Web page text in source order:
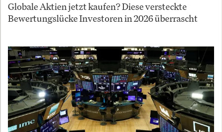
Globale Aktien jetzt kaufen? Diese versteckte
Bewertungslücke Investoren in 2026 überrascht